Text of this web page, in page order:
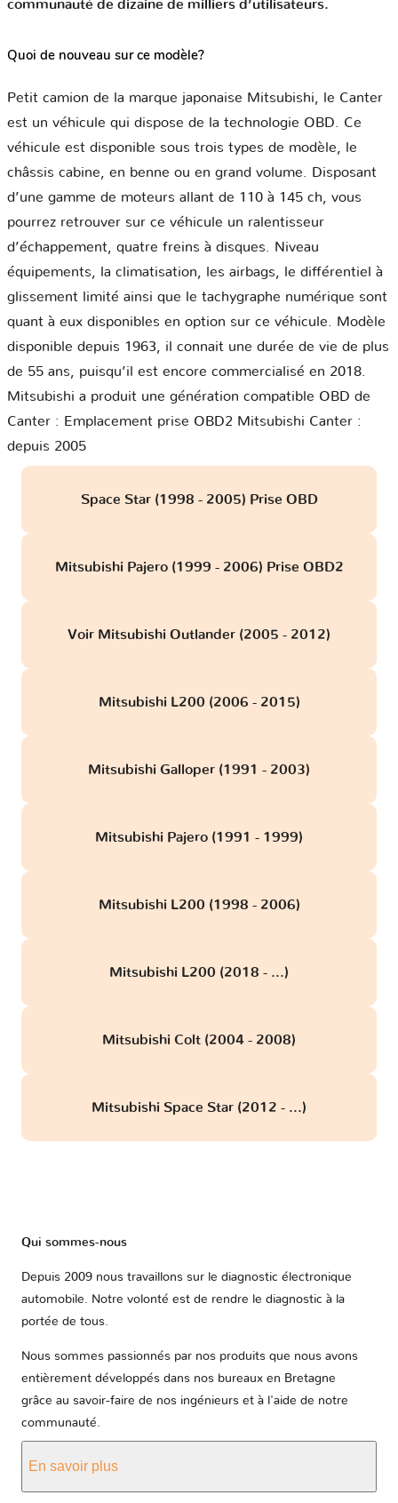
communauté de dizaine de milliers d’utilisateurs.
Quoi de nouveau sur ce modèle?
Petit camion de la marque japonaise Mitsubishi, le Canter
est un véhicule qui dispose de la technologie OBD. Ce
véhicule est disponible sous trois types de modèle, le
châssis cabine, en benne ou en grand volume. Disposant
d’une gamme de moteurs allant de 110 à 145 ch, vous
pourrez retrouver sur ce véhicule un ralentisseur
d’échappement, quatre freins à disques. Niveau
équipements, la climatisation, les airbags, le différentiel à
glissement limité ainsi que le tachygraphe numérique sont
quant à eux disponibles en option sur ce véhicule. Modèle
disponible depuis 1963, il connait une durée de vie de plus
de 55 ans, puisqu’il est encore commercialisé en 2018.
Mitsubishi a produit une génération compatible OBD de
Canter : Emplacement prise OBD2 Mitsubishi Canter :
depuis 2005
Space Star (1998 - 2005) Prise OBD
Mitsubishi Pajero (1999 - 2006) Prise OBD2
Voir Mitsubishi Outlander (2005 - 2012)
Mitsubishi L200 (2006 - 2015)
Mitsubishi Galloper (1991 - 2003)
Mitsubishi Pajero (1991 - 1999)
Mitsubishi L200 (1998 - 2006)
Mitsubishi L200 (2018 - ...)
Mitsubishi Colt (2004 - 2008)
Mitsubishi Space Star (2012 - ...)
Qui sommes-nous
Depuis 2009 nous travaillons sur le diagnostic électronique
automobile. Notre volonté est de rendre le diagnostic à la
portée de tous.
Nous sommes passionnés par nos produits que nous avons
entièrement développés dans nos bureaux en Bretagne
grâce au savoir-faire de nos ingénieurs et à l'aide de notre
communauté.
En savoir plus